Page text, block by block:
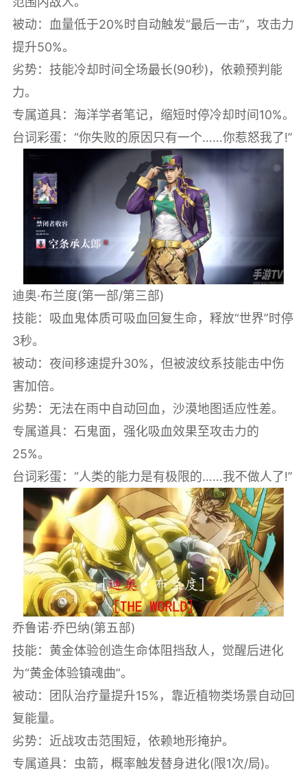
被动：血量低于20%时自动触发“最后一击”，攻击力
提升50%。
劣势：技能冷却时间全场最长(90秒)，依赖预判能
力。
专属道具：海洋学者笔记，缩短时停冷却时间10%。
台词彩蛋：“你失败的原因只有一个……你惹怒我了!”
‌迪奥·布兰度‌(第一部/第三部)
技能：吸血鬼体质可吸血回复生命，释放“世界”时停
3秒。
被动：夜间移速提升30%，但被波纹系技能击中伤
害加倍。
劣势：无法在雨中自动回血，沙漠地图适应性差。
专属道具：石鬼面，强化吸血效果至攻击力的
25%。
台词彩蛋：“人类的能力是有极限的……我不做人了!”
‌乔鲁诺·乔巴纳‌(第五部)
技能：黄金体验创造生命体阻挡敌人，觉醒后进化
为“黄金体验镇魂曲”。
被动：团队治疗量提升15%，靠近植物类场景自动回
复能量。
劣势：近战攻击范围短，依赖地形掩护。
专属道具：虫箭，概率触发替身进化(限1次/局)。